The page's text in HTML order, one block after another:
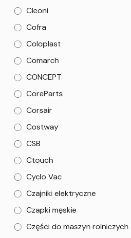
Cleoni
Cofra
Coloplast
Comarch
CONCEPT
CoreParts
Corsair
Costway
CSB
Ctouch
Cyclo Vac
Czajniki elektryczne
Czapki męskie
Części do maszyn rolniczych